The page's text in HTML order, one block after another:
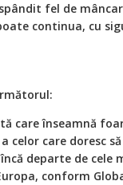
fel de
continua, cu
care înseamnă
celor care doresc
departe de cele
conform